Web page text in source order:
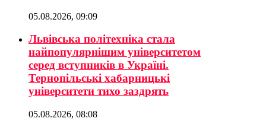
05.08.2026, 09:09
Львівська політехніка стала
найпопулярнішим університетом
серед вступників в Україні.
Тернопільські хабарницькі
університети тихо заздрять
05.08.2026, 08:08